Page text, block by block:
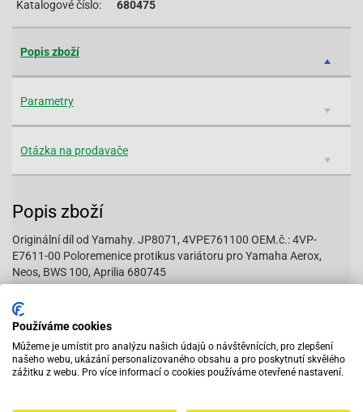
Katalogové číslo: 680475
Popis zboží
Parametry
Otázka na prodavače
Popis zboží
Originální díl od Yamahy. JP8071, 4VPE761100 OEM.č.: 4VP-
E7611-00 Poloremenice protikus variátoru pro Yamaha Aerox,
Neos, BWS 100, Aprilia 680745
Používáme cookies
Můžeme je umístit pro analýzu našich údajů o návštěvnících, pro zlepšení
našeho webu, ukázání personalizovaného obsahu a pro poskytnutí skvělého
zážitku z webu. Pro více informací o cookies používáme otevřené nastavení.